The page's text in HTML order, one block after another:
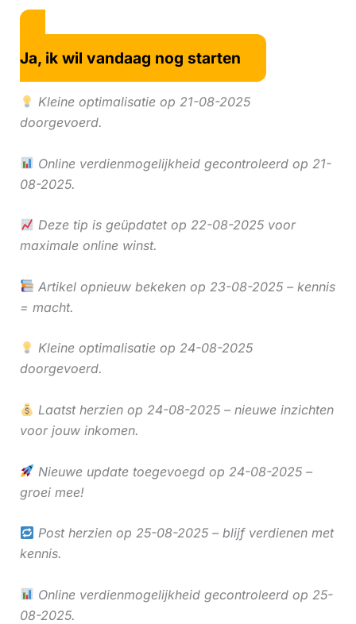
Ja, ik wil vandaag nog starten
Kleine optimalisatie op 21-08-2025
doorgevoerd.
Online verdienmogelijkheid gecontroleerd op 21-
08-2025.
Deze tip is geüpdatet op 22-08-2025 voor
maximale online winst.
Artikel opnieuw bekeken op 23-08-2025 – kennis
= macht.
Kleine optimalisatie op 24-08-2025
doorgevoerd.
Laatst herzien op 24-08-2025 – nieuwe inzichten
voor jouw inkomen.
Nieuwe update toegevoegd op 24-08-2025 –
groei mee!
Post herzien op 25-08-2025 – blijf verdienen met
kennis.
Online verdienmogelijkheid gecontroleerd op 25-
08-2025.